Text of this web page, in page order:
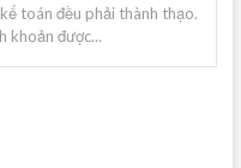
toán đều phải thành thạo.
khoản được...